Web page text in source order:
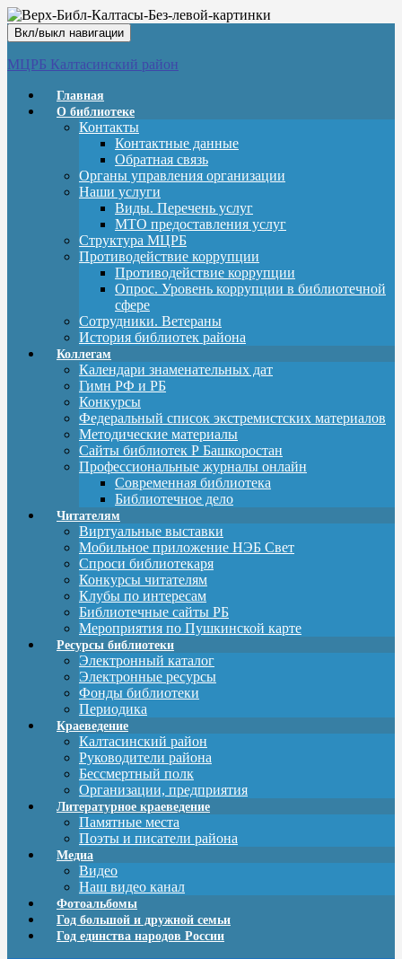
Вкл/выкл навигации
МЦРБ Калтасинский район
Главная
О библиотеке
Контакты
Контактные данные
Обратная связь
Органы управления организации
Наши услуги
Виды. Перечень услуг
МТО предоставления услуг
Структура МЦРБ
Противодействие коррупции
Противодействие коррупции
Опрос. Уровень коррупции в библиотечной
сфере
Сотрудники. Ветераны
История библиотек района
Коллегам
Календари знаменательных дат
Гимн РФ и РБ
Конкурсы
Федеральный список экстремистских материалов
Методические материалы
Сайты библиотек Р Башкоростан
Профессиональные журналы онлайн
Современная библиотека
Библиотечное дело
Читателям
Виртуальные выставки
Мобильное приложение НЭБ Свет
Спроси библиотекаря
Конкурсы читателям
Клубы по интересам
Библиотечные сайты РБ
Мероприятия по Пушкинской карте
Ресурсы библиотеки
Электронный каталог
Электронные ресурсы
Фонды библиотеки
Периодика
Краеведение
Калтасинский район
Руководители района
Бессмертный полк
Организации, предприятия
Литературное краеведение
Памятные места
Поэты и писатели района
Медиа
Видео
Наш видео канал
Фотоальбомы
Год большой и дружной семьи
Год единства народов России